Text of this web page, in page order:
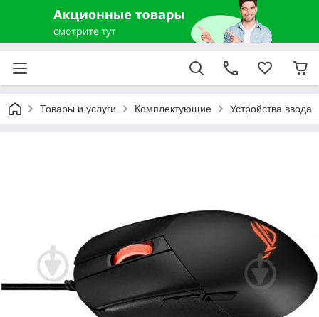
Товары и услуги Комплектующие Устройства ввода